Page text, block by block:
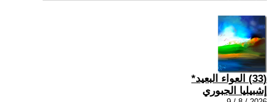
(33) العواء البعيد*
إشبيليا الجبوري